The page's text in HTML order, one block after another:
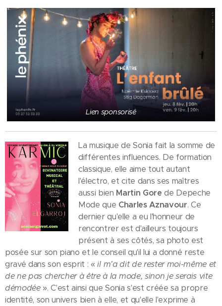
Lien sponsorisé
La musique de Sonia fait la somme de
différentes influences. De formation
classique, elle aime tout autant
l'électro, et cite dans ses maîtres
aussi bien Martin Gore de Depeche
Mode que Charles Aznavour. Ce
dernier qu'elle a eu l'honneur de
rencontrer est d'ailleurs toujours
présent à ses côtés, sa photo est
posée sur son piano et le conseil qu'il lui a donné reste
gravé dans son esprit : «il m'a dit de rester moi-même et
de ne pas chercher à être à la mode, sinon je serais vite
démodée». C'est ainsi que Sonia s'est créée sa propre
identité, son univers bien à elle, et qu'elle l'exprime à